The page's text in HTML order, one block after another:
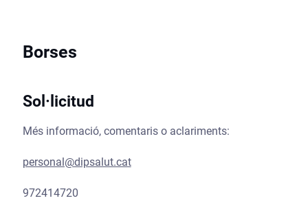
Borses
Sol·licitud
Més informació, comentaris o aclariments:
personal@dipsalut.cat
972414720